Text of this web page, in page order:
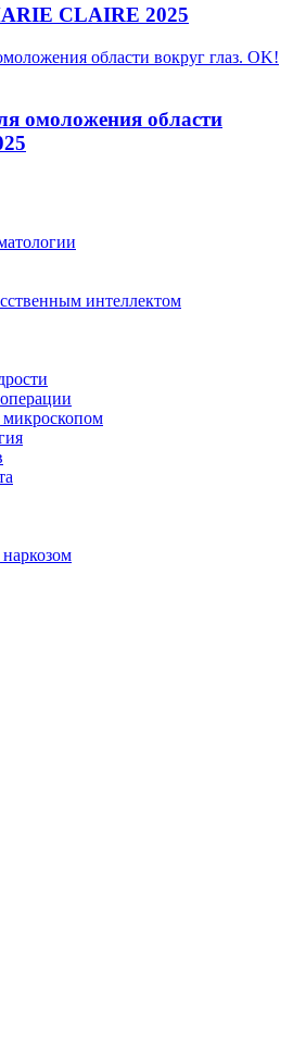
CLAIRE 2025
омоложения области
интеллектом
микроскопом